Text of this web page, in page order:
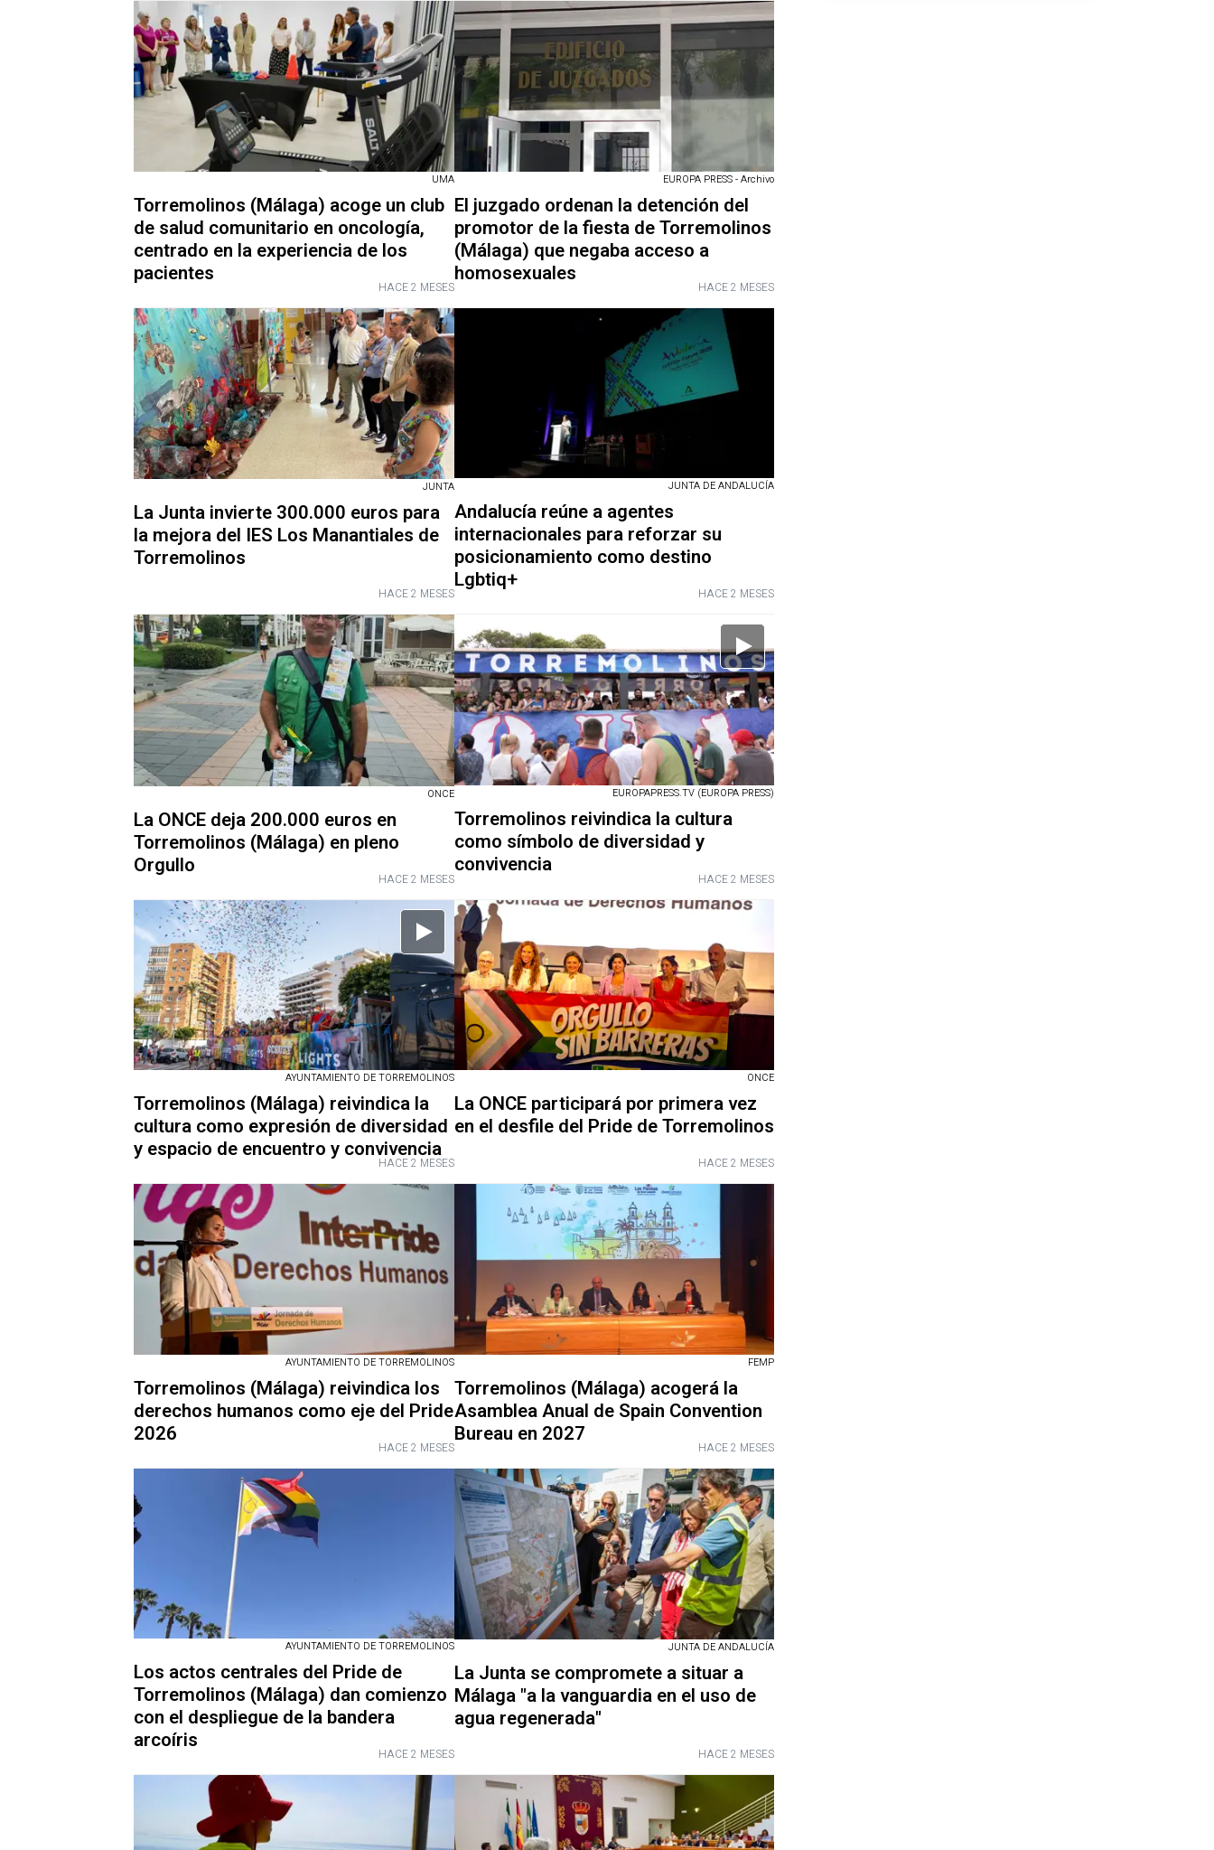
UMA
Torremolinos (Málaga) acoge un club
de salud comunitario en oncología,
centrado en la experiencia de los
pacientes
HACE 2 MESES
EUROPA PRESS - Archivo
El juzgado ordenan la detención del
promotor de la fiesta de Torremolinos
(Málaga) que negaba acceso a
homosexuales
HACE 2 MESES
JUNTA
La Junta invierte 300.000 euros para
la mejora del IES Los Manantiales de
Torremolinos
HACE 2 MESES
JUNTA DE ANDALUCÍA
Andalucía reúne a agentes
internacionales para reforzar su
posicionamiento como destino
Lgbtiq+
HACE 2 MESES
ONCE
La ONCE deja 200.000 euros en
Torremolinos (Málaga) en pleno
Orgullo
HACE 2 MESES
EUROPAPRESS.TV (EUROPA PRESS)
Torremolinos reivindica la cultura
como símbolo de diversidad y
convivencia
HACE 2 MESES
AYUNTAMIENTO DE TORREMOLINOS
Torremolinos (Málaga) reivindica la
cultura como expresión de diversidad
y espacio de encuentro y convivencia
HACE 2 MESES
ONCE
La ONCE participará por primera vez
en el desfile del Pride de Torremolinos
HACE 2 MESES
AYUNTAMIENTO DE TORREMOLINOS
Torremolinos (Málaga) reivindica los
derechos humanos como eje del Pride
2026
HACE 2 MESES
FEMP
Torremolinos (Málaga) acogerá la
Asamblea Anual de Spain Convention
Bureau en 2027
HACE 2 MESES
AYUNTAMIENTO DE TORREMOLINOS
Los actos centrales del Pride de
Torremolinos (Málaga) dan comienzo
con el despliegue de la bandera
arcoíris
HACE 2 MESES
JUNTA DE ANDALUCÍA
La Junta se compromete a situar a
Málaga "a la vanguardia en el uso de
agua regenerada"
HACE 2 MESES